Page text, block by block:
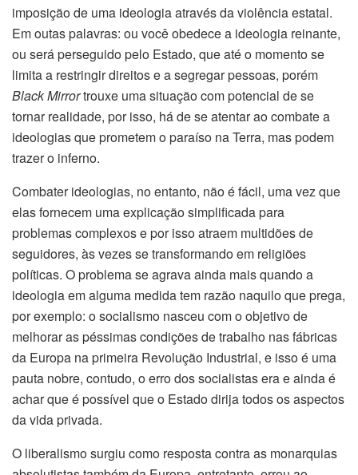
imposição de uma ideologia através da violência estatal.
Em outas palavras: ou você obedece a ideologia reinante,
ou será perseguido pelo Estado, que até o momento se
limita a restringir direitos e a segregar pessoas, porém
Black Mirrortrouxe uma situação com potencial de se
tornar realidade, por isso, há de se atentar ao combate a
ideologias que prometem o paraíso na Terra, mas podem
trazer o inferno.
Combater ideologias, no entanto, não é fácil, uma vez que
elas fornecem uma explicação simplificada para
problemas complexos e por isso atraem multidões de
seguidores, às vezes se transformando em religiões
políticas. O problema se agrava ainda mais quando a
ideologia em alguma medida tem razão naquilo que prega,
por exemplo: o socialismo nasceu com o objetivo de
melhorar as péssimas condições de trabalho nas fábricas
da Europa na primeira Revolução Industrial, e isso é uma
pauta nobre, contudo, o erro dos socialistas era e ainda é
achar que é possível que o Estado dirija todos os aspectos
da vida privada.
O liberalismo surgiu como resposta contra as monarquias